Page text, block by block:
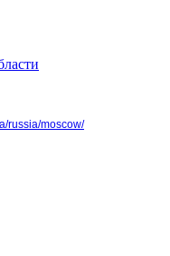
russia/moscow/